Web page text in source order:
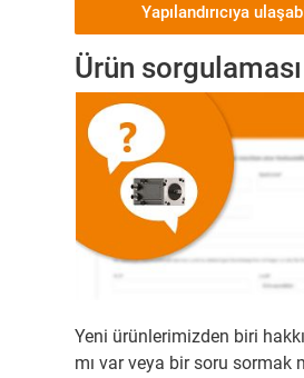
Yapılandırıcıya
Ürün sorgulaması
Yeni ürünlerimizden biri
mı var veya bir soru sormak